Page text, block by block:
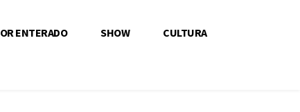
ENTERADO SHOW CULTURA